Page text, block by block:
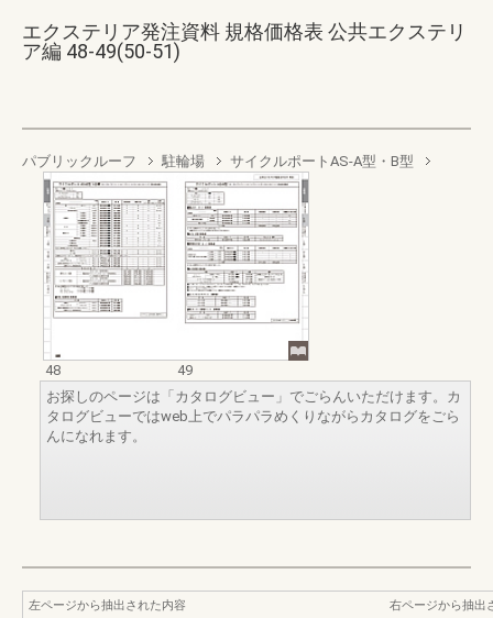
エクステリア発注資料 規格価格表 公共エクステリ
ア編 48-49(50-51)
パブリックルーフ 駐輪場 サイクルポートAS-A型・B型
48
49
お探しのページは「カタログビュー」でごらんいただけます。カ
タログビューではweb上でパラパラめくりながらカタログをごら
んになれます。
左ページから抽出された内容
右ページから抽出